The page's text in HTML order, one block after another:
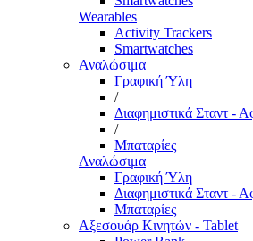
Wearables
Activity Trackers
Smartwatches
Αναλώσιμα
Γραφική Ύλη
/
Διαφημιστικά Σταντ -
/
Μπαταρίες
Αναλώσιμα
Γραφική Ύλη
Διαφημιστικά Σταντ -
Μπαταρίες
Αξεσουάρ Κινητών - Tablet